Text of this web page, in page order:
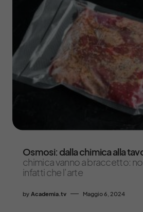
Osmosi: dalla chimica alla
chimica vanno a braccetto:
infatti che l’arte
by Academia.tv Maggio 6, 2024